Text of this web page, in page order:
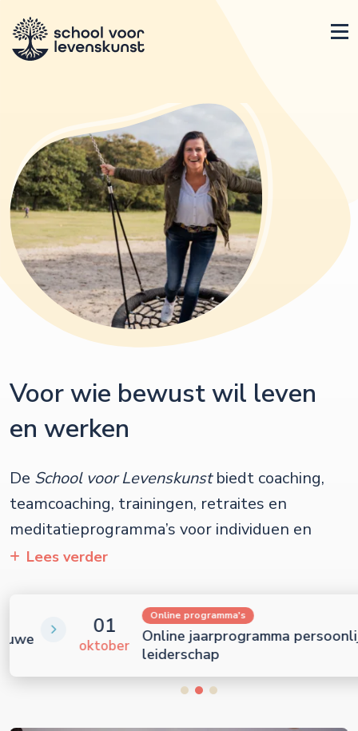
Voor wie bewust wil leven
en werken
School voor Levenskunst
Lees verder
01
oktober
Online programma's
Online jaarprogramma persoonlijk
leiderschap